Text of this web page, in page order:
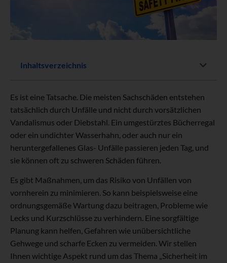
Inhaltsverzeichnis
Es ist eine Tatsache. Die meisten Sachschäden entstehen
tatsächlich durch Unfälle und nicht durch vorsätzlichen
Vandalismus oder Diebstahl. Ein umgestürztes Bücherregal
oder ein undichter Wasserhahn, oder auch nur ein
heruntergefallenes Glas- Unfälle passieren jeden Tag, und
sie können oft zu schweren Schäden führen.
Es gibt Maßnahmen, um das Risiko von Unfällen von
vornherein zu minimieren. So kann beispielsweise eine
ordnungsgemäße Wartung dazu beitragen, Probleme wie
Lecks und Kurzschlüsse zu verhindern. Eine sorgfältige
Planung kann helfen, Gefahren wie unübersichtliche
Gehwege und scharfe Ecken zu vermeiden. Wir stellen
Ihnen wichtige Aspekt rund um das Thema „Sicherheit im